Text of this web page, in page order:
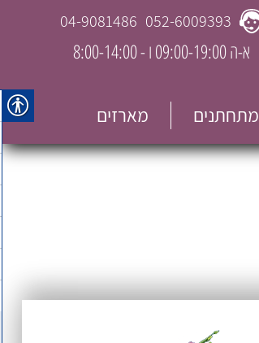
052-6009393
04-9081486
א-ה 09:00-19:00 ו - 8:00-14:00
מתחתנים מארזים